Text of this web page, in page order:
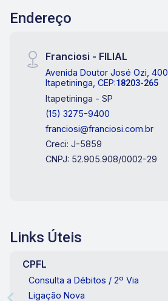
Endereço
Franciosi - FILIAL
Avenida Doutor José Ozi,
Itapetininga, CEP:18203-265
Itapetininga - SP
(15) 3275-9400
franciosi@franciosi.com.br
Creci: J-5859
CNPJ: 52.905.908/0002-29
Links Úteis
CPFL
Consulta a Débitos / 2º Via
Ligação Nova